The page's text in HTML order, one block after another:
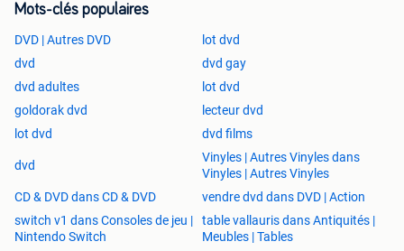
Mots-clés populaires
DVD | Autres DVD
lot dvd
dvd
dvd gay
dvd adultes
lot dvd
goldorak dvd
lecteur dvd
lot dvd
dvd films
dvd
Vinyles | Autres Vinyles dans
Vinyles | Autres Vinyles
CD & DVD dans CD & DVD
vendre dvd dans DVD | Action
switch v1 dans Consoles de jeu |
Nintendo Switch
table vallauris dans Antiquités |
Meubles | Tables